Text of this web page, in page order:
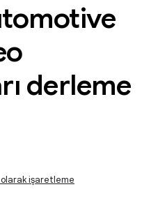
derleme
olarak işaretleme